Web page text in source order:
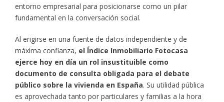
entorno empresarial para posicionarse como un pilar
fundamental en la conversación social.
Al erigirse en una fuente de datos independiente y de
máxima confianza, el Índice Inmobiliario Fotocasa
ejerce hoy en día un rol insustituible como
documento de consulta obligada para el debate
público sobre la vivienda en España. Su utilidad pública
es aprovechada tanto por particulares y familias a la hora